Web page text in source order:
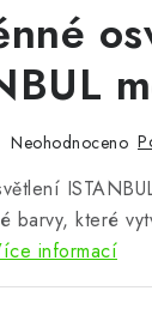
Neohodnoceno
barvy, které
informací